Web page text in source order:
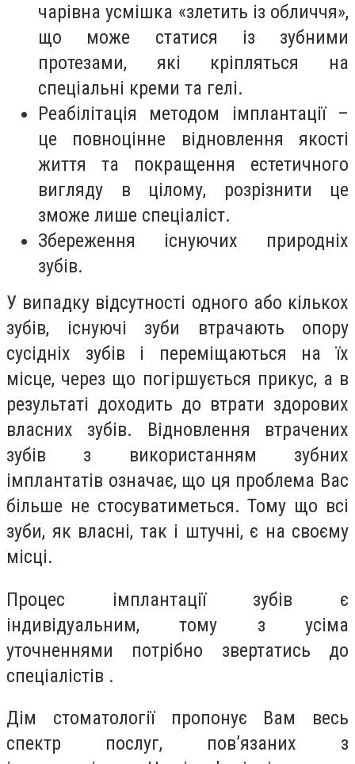
чарівна усмішка «злетить із обличчя»,
що може статися із зубними
протезами, які кріпляться на
спеціальні креми та гелі.
Реабілітація методом імплантації –
це повноцінне відновлення якості
життя та покращення естетичного
вигляду в цілому, розрізнити це
зможе лише спеціаліст.
Збереження існуючих природніх
зубів.
У випадку відсутності одного або кількох
зубів, існуючі зуби втрачають опору
сусідніх зубів і переміщаються на їх
місце, через що погіршується прикус, а в
результаті доходить до втрати здорових
власних зубів. Відновлення втрачених
зубів з використанням зубних
імплантатів означає, що ця проблема Вас
більше не стосуватиметься. Тому що всі
зуби, як власні, так і штучні, є на своєму
місці.
Процес імплантації зубів є
індивідуальним, тому з усіма
уточненнями потрібно звертатись до
спеціалістів .
Дім стоматології пропонує Вам весь
спектр послуг, пов’язаних з